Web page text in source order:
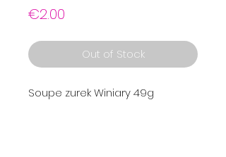
€2.00
Out of Stock
Soupe zurek Winiary 49g